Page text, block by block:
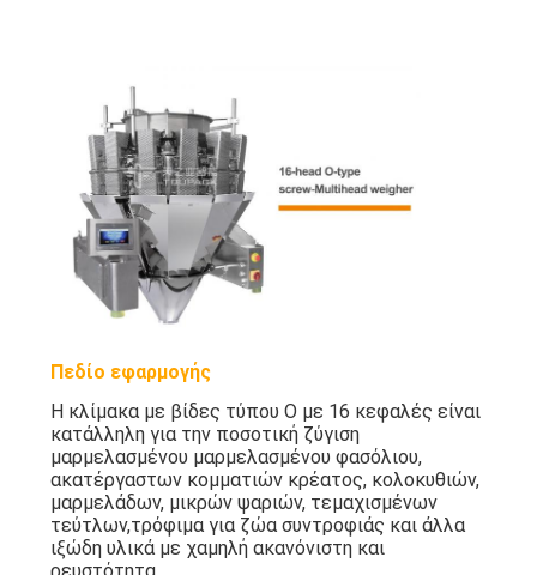
Πεδίο εφαρμογής
Η κλίμακα με βίδες τύπου O με 16 κεφαλές είναι
κατάλληλη για την ποσοτική ζύγιση
μαρμελασμένου μαρμελασμένου φασόλιου,
ακατέργαστων κομματιών κρέατος, κολοκυθιών,
μαρμελάδων, μικρών ψαριών, τεμαχισμένων
τεύτλων,τρόφιμα για ζώα συντροφιάς και άλλα
ιξώδη υλικά με χαμηλή ακανόνιστη και